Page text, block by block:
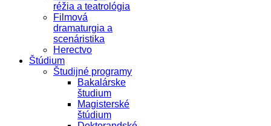
réžia a teatrológia
Filmová
dramaturgia a
scenáristika
Herectvo
Štúdium
Študijné programy
Bakalárske
študium
Magisterské
štúdium